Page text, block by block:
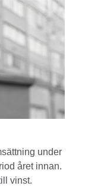
under
året innan.
vinst.